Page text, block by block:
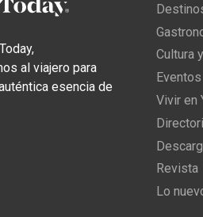
al viajero para
esencia de
Cultura
Vivir en
Revista
Lo